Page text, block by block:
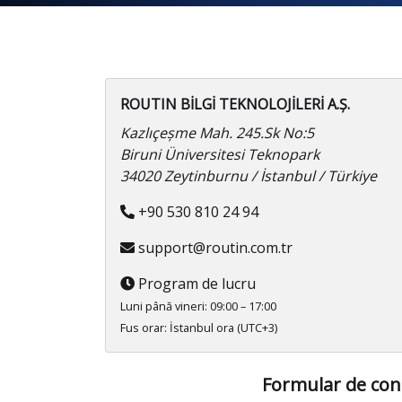
ROUTIN BİLGİ TEKNOLOJİLERİ A.Ş.
Kazlıçeşme Mah. 245.Sk No:5
Biruni Üniversitesi Teknopark
34020 Zeytinburnu / İstanbul / Türkiye
+90 530 810 24 94
support@routin.com.tr
Program de lucru
Luni până vineri: 09:00 – 17:00
Fus orar: İstanbul ora (UTC+3)
Formular de